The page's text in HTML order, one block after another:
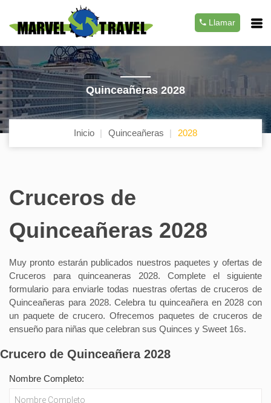
Llamar
Quinceañeras 2028
Inicio Quinceañeras 2028
Cruceros de
Quinceañeras 2028
Muy pronto estarán publicados nuestros paquetes y ofertas de
Cruceros para quinceaneras 2028. Complete el siguiente
formulario para enviarle todas nuestras ofertas de cruceros de
Quinceañeras para 2028. Celebra tu quinceañera en 2028 con
un paquete de crucero. Ofrecemos paquetes de cruceros de
ensueño para niñas que celebran sus Quinces y Sweet 16s.
Crucero de Quinceañera 2028
Nombre Completo: